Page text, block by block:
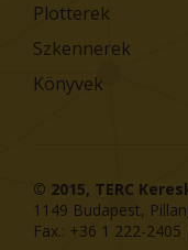
Plotterek
Szkennerek
Könyvek
© 2015, TERC
1149 Budapest,
Fax.: +36 1 222-2405